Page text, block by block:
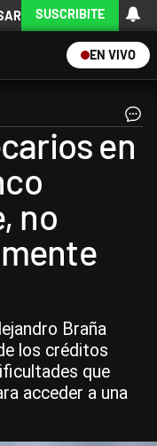
SUSCRIBITE
EN VIVO
en
no
Braña
los créditos
que
acceder a una